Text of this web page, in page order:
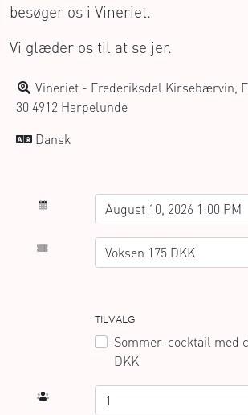
besøger os i Vineriet.
Vi glæder os til at se jer.
Vineriet - Frederiksdal Kirsebærvin,
30 4912 Harpelunde
Dansk
TILVALG
Sommer-cocktail med
DKK